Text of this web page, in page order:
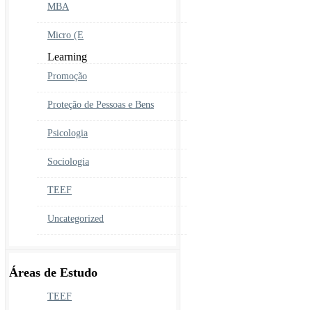
MBA
Micro (E
Learning
Promoção
Proteção de Pessoas e Bens
Psicologia
Sociologia
TEEF
Uncategorized
Áreas de Estudo
TEEF